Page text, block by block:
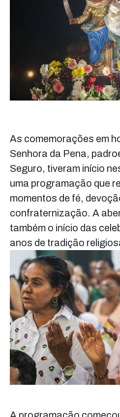
As comemorações em
Senhora da Pena,
Seguro, tiveram início
uma programação que
momentos de fé,
confraternização. A
também o início das
anos de tradição